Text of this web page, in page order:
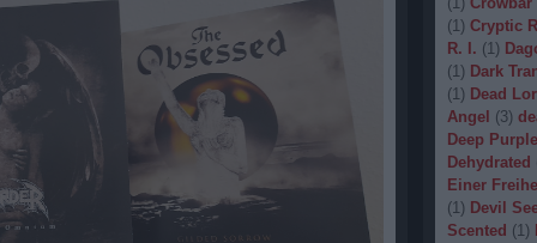
(1) Cryptic
R. I. (1)
(1) Dark
(1) Dead
Angel (3)
Deep Purple
Dehydrated
Einer
(1) Devil
Scented (1)